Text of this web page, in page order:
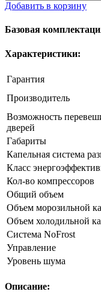
Добавить в корзину
Базовая
Характеристики:
Гарантия
Производитель
Возможность
дверей
Габариты
Капельная система
Класс
Кол-во компрессоров
Общий объем
Объем морозильной
Объем холодильной
Система NoFrost
Управление
Уровень шума
Описание: